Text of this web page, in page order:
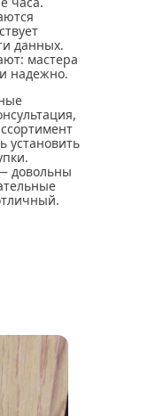
данных.
мастера
надежно.
установить
довольны